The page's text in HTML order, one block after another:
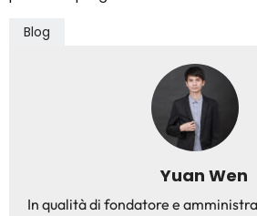
Blog
Yuan Wen
In qualità di fondatore e